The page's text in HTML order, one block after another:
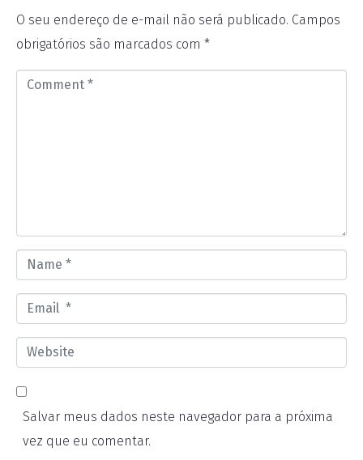
O seu endereço de e-mail não será publicado. Campos
obrigatórios são marcados com *
*
a
e
m
l
e
b
Salvar meus dados neste navegador para a próxima
vez que eu comentar.